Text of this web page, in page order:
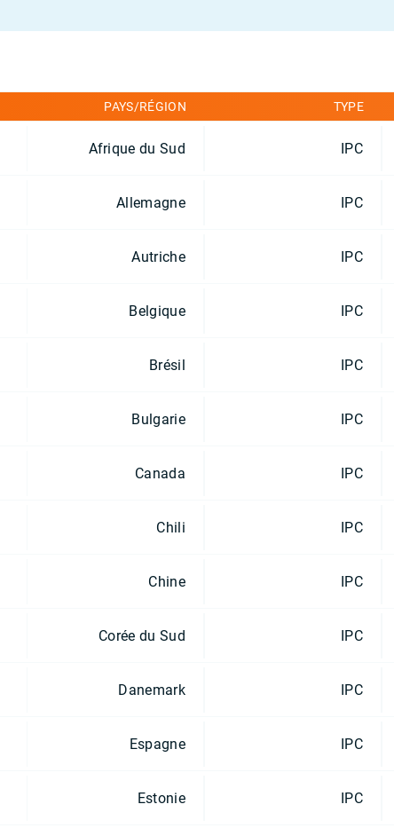
PAYS/RÉGION TYPE
Afrique du Sud IPC
Allemagne IPC
Autriche IPC
Belgique IPC
Brésil IPC
Bulgarie IPC
Canada IPC
Chili IPC
Chine IPC
Corée du Sud IPC
Danemark IPC
Espagne IPC
Estonie IPC